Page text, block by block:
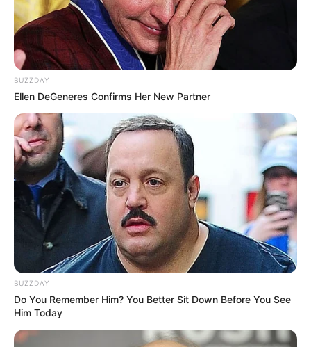
BUZZDAY
Ellen DeGeneres Confirms Her New Partner
BUZZDAY
Do You Remember Him? You Better Sit Down Before You See
Him Today